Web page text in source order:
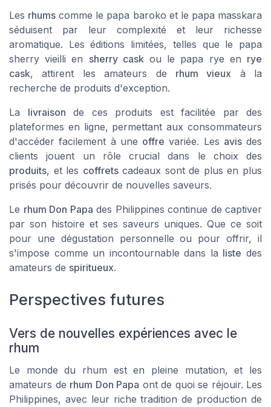
Les rhums comme le papa baroko et le papa masskara
séduisent par leur complexité et leur richesse
aromatique. Les éditions limitées, telles que le papa
sherry vieilli en sherry caskou le papa rye en rye
cask, attirent les amateurs de rhum vieux à la
recherche de produits d'exception.
La livraison de ces produits est facilitée par des
plateformes en ligne, permettant aux consommateurs
d'accéder facilement à une offre variée. Les avisdes
clients jouent un rôle crucial dans le choix des
produits, et les coffretscadeaux sont de plus en plus
prisés pour découvrir de nouvelles saveurs.
Le rhum Don Papa des Philippines continue de captiver
par son histoire et ses saveurs uniques. Que ce soit
pour une dégustation personnelle ou pour offrir, il
s'impose comme un incontournable dans la liste des
amateurs de spiritueux.
Perspectives futures
Vers de nouvelles expériences avec le
rhum
Le monde du rhum est en pleine mutation, et les
amateurs de rhum Don Papa ont de quoi se réjouir. Les
Philippines, avec leur riche tradition de production de